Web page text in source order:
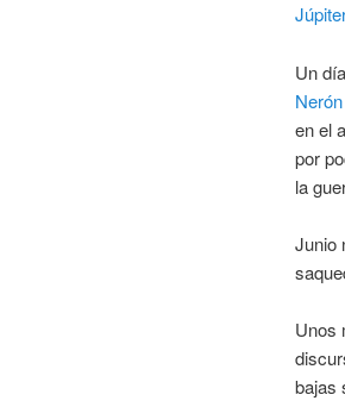
Júpiter
Un
Nerón
en el
por
la
Junio
Unos
bajas